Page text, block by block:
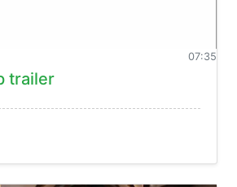
07:35
trailer